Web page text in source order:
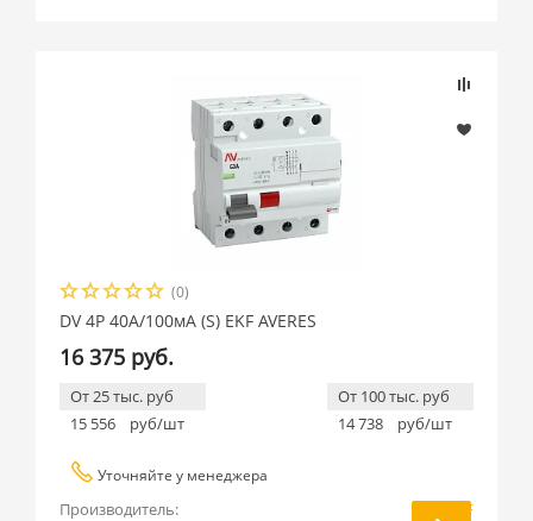
(0)
DV 4P 40А/100мА (S) EKF AVERES
16 375 руб.
От 25 тыс. руб
15 556
руб/шт
От 100 тыс. руб
14 738
руб/шт
Уточняйте у менеджера
Производитель:
EKF